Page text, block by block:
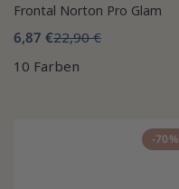
Frontal Norton Pro Glam
6,87 €22,90 €
10 Farben
-70%